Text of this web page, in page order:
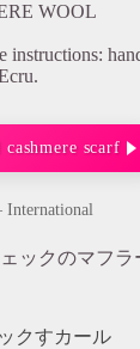
WOOL
instructions:
scarf
International
ックのマフラ
クすカール